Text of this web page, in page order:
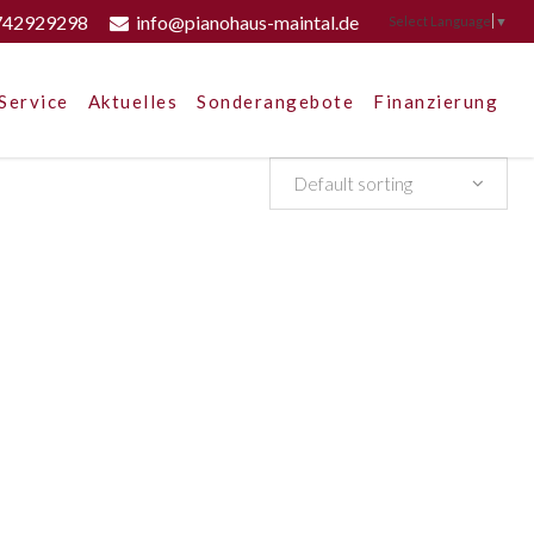
info@pianohaus-maintal.de Select Language ▼
Aktuelles Sonderangebote Finanzierung
Default sorting